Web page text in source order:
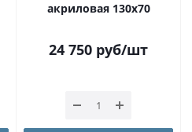
акриловая 130x70
24 750 руб/шт